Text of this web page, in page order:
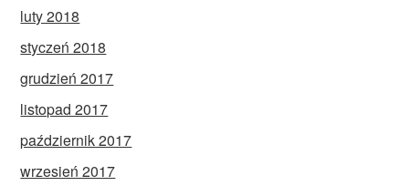
luty 2018
styczeń 2018
grudzień 2017
listopad 2017
październik 2017
wrzesień 2017